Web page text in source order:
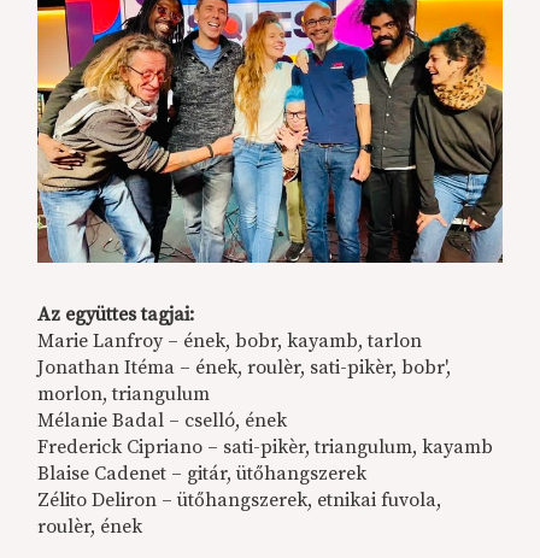
Az együttes tagjai:
Marie Lanfroy – ének, bobr, kayamb, tarlon
Jonathan Itéma – ének, roulèr, sati-pikèr, bobr',
morlon, triangulum
Mélanie Badal – cselló, ének
Frederick Cipriano – sati-pikèr, triangulum, kayamb
Blaise Cadenet – gitár, ütőhangszerek
Zélito Deliron – ütőhangszerek, etnikai fuvola,
roulèr, ének